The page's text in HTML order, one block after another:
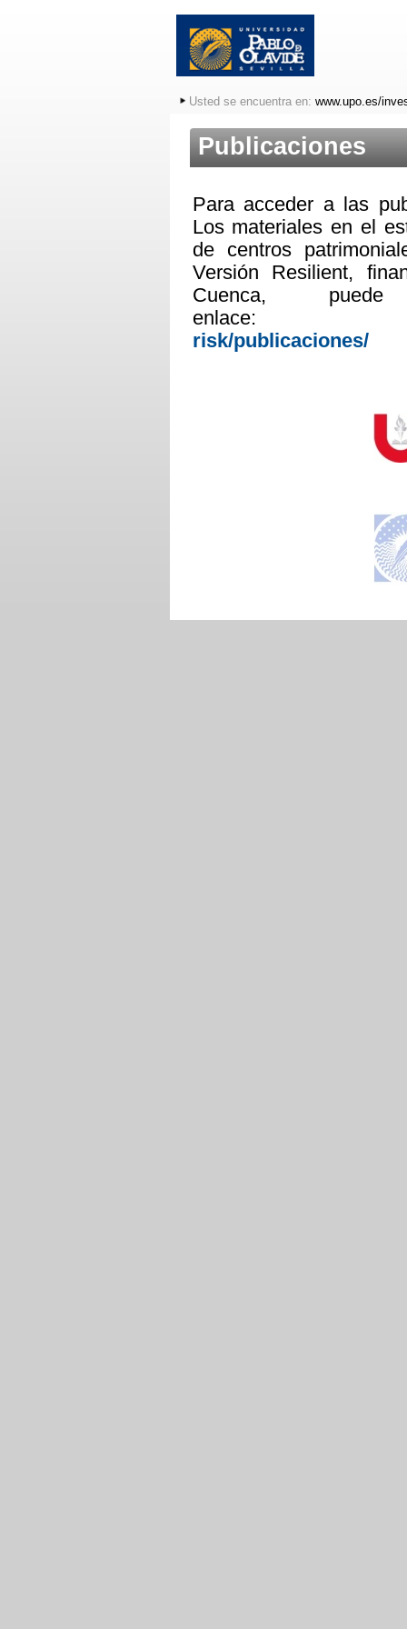
Usted se encuentra en: www.upo.es/
Publicaciones
Para acceder a las
Los materiales en el
de centros
Versión Resilient,
Cuenca,
risk/publicaciones/